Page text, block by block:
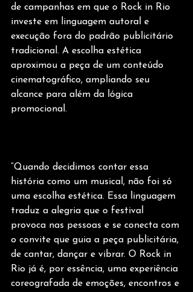
de campanhas em que o Rock in Rio
investe em linguagem autoral e
execução fora do padrão publicitário
tradicional. A escolha estética
aproximou a peça de um conteúdo
cinematográfico, ampliando seu
alcance para além da lógica
promocional.
“Quando decidimos contar essa
história como um musical, não foi só
uma escolha estética. Essa linguagem
traduz a alegria que o festival
provoca nas pessoas e se conecta com
o convite que guia a peça publicitária,
de cantar, dançar e vibrar. O Rock in
Rio já é, por essência, uma experiência
coreografada de emoções, encontros e